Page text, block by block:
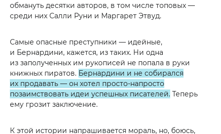
обмануть десятки авторов, в том числе топовых —
среди них Салли Руни и Маргарет Этвуд.
Самые опасные преступники — идейные,
и Бернардини, кажется, из таких. Ни одна
из заполученных им рукописей не попала в руки
книжных пиратов. Бернардини и не собирался
их продавать — он хотел просто-напросто
позаимствовать идеи успешных писателей. Теперь
ему грозит заключение.
К этой истории напрашивается мораль, но, боюсь,